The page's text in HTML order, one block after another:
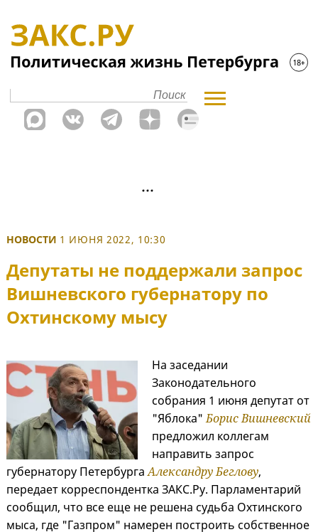
НОВОСТИ 1 ИЮНЯ 2022, 10:30
Депутаты не поддержали запрос
Вишневского губернатору по
Охтинскому мысу
На заседании
Законодательного
собрания 1 июня депутат от
"Яблока"Борис Вишневский
предложил коллегам
направить запрос
губернатору ПетербургаАлександру Беглову,
передает корреспондентка ЗАКС.Ру. Парламентарий
сообщил, что все еще не решена судьба Охтинского
мыса, где "Газпром" намерен построить собственное